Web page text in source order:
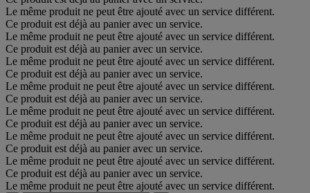
Le même produit ne peut être ajouté avec un service différent.
Ce produit est déjà au panier avec un service.
Le même produit ne peut être ajouté avec un service différent.
Ce produit est déjà au panier avec un service.
Le même produit ne peut être ajouté avec un service différent.
Ce produit est déjà au panier avec un service.
Le même produit ne peut être ajouté avec un service différent.
Ce produit est déjà au panier avec un service.
Le même produit ne peut être ajouté avec un service différent.
Ce produit est déjà au panier avec un service.
Le même produit ne peut être ajouté avec un service différent.
Ce produit est déjà au panier avec un service.
Le même produit ne peut être ajouté avec un service différent.
Ce produit est déjà au panier avec un service.
Le même produit ne peut être ajouté avec un service différent.